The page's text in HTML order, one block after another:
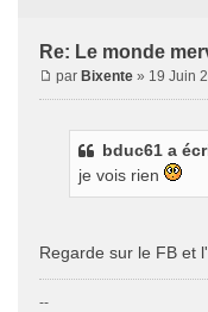
Re: Le monde
par Bixente » 19 Juin
bduc61 a
je vois rien
Regarde sur le FB et
--